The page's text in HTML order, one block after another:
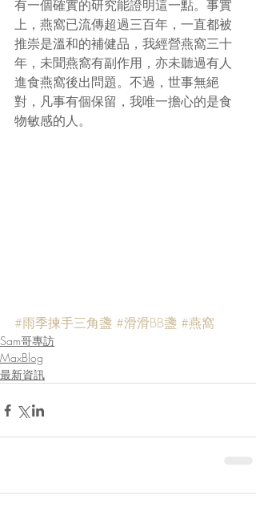
有一個確實的研究能證明這一點。事實
上，燕窩已流傳超過三百年，一直都被
推崇是溫和的補健品，我經營燕窩三十
年，未聞燕窩有副作用，亦未聽過有人
進食燕窩後出問題。不過，世事無絕
對，凡事有個保留，我唯一擔心的是食
物敏感的人。
#雨季揀手三角盞 #滑滑BB盞 #燕窩
Sam哥專訪
MaxBlog
最新資訊